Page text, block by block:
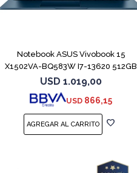
Notebook ASUS Vivobook 15
X1502VA-BQ583W I7-13620 512GB
16GB
USD 1.019,00
USD 866,15